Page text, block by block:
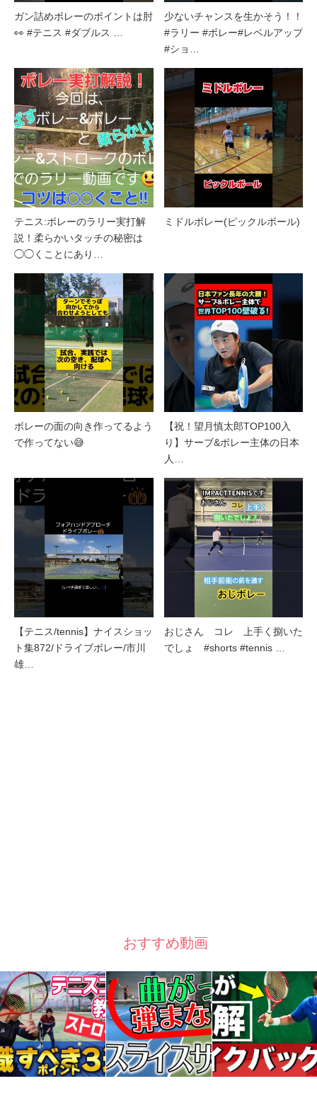
ガン詰めボレーのポイントは肘
👀 #テニス #ダブルス …
少ないチャンスを生かそう！！
#ラリー #ボレー#レベルアップ
#ショ…
テニス:ボレーのラリー実打解
説！柔らかいタッチの秘密は
◯◯くことにあり…
ミドルボレー(ピックルボール)
ボレーの面の向き作ってるよう
で作ってない😅
【祝！望月慎太郎TOP100入
り】サーブ&ボレー主体の日本
人…
【テニス/tennis】ナイスショッ
ト集872/ドライブボレー/市川
雄…
おじさん コレ 上手く捌いた
でしょ #shorts #tennis …
おすすめ動画